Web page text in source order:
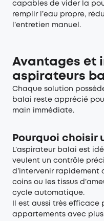
capables de vider la
remplir l’eau propre,
l’entretien manuel.
Avantages et
aspirateurs
Chaque solution
balai reste apprécié
main immédiate.
Pourquoi choisir
L’aspirateur balai est
veulent un contrôle
d’intervenir rapidement
coins ou les tissus
cycle automatique.
Il est aussi très efficace
appartements avec